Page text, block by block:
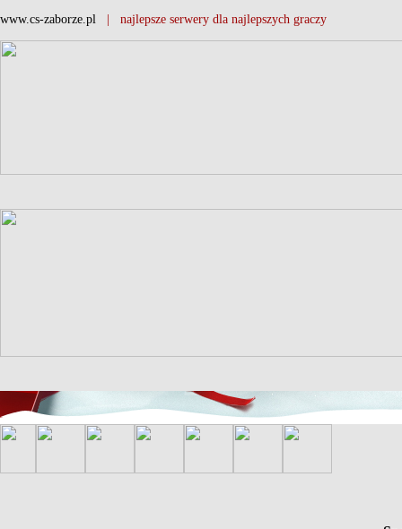
www.cs-zaborze.pl | najlepsze serwery dla najlepszych graczy